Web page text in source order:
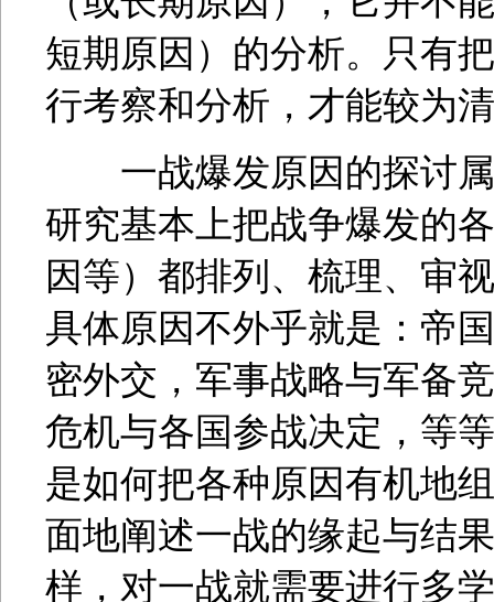
短期原因）的分析。只有
行考察和分析，才能较为
一战爆发原因的探讨属
研究基本上把战争爆发的
因等）都排列、梳理、审
具体原因不外乎就是：帝
密外交，军事战略与军备
危机与各国参战决定，等
是如何把各种原因有机地
面地阐述一战的缘起与结
样，对一战就需要进行多